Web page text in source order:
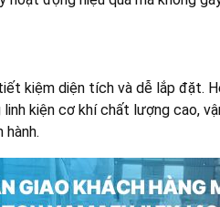
kiệm diện tích và dễ lắp đặt.
kiện cơ khí chất lượng cao,